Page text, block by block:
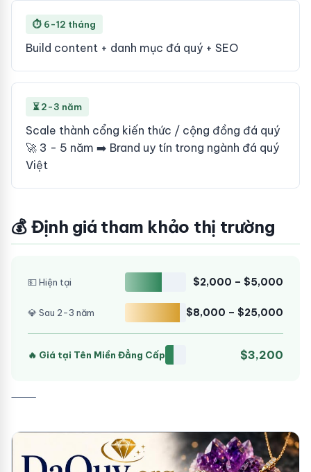
⏱ 6-12 tháng
Build content + danh mục đá quý + SEO
⏳ 2-3 năm
Scale thành cổng kiến thức / cộng đồng đá quý
🚀 3 - 5 năm ➡️ Brand uy tín trong ngành đá quý
Việt
💰 Định giá tham khảo thị trường
💵 Hiện tại $2,000 – $5,000
💎 Sau 2-3 năm $8,000 – $25,000
🔥 Giá tại Tên Miền Đẳng Cấp $3,200
⸻